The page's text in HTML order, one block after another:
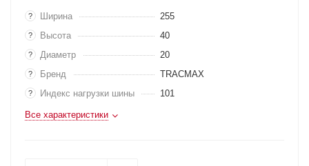
? Ширина 255
? Высота 40
? Диаметр 20
? Бренд TRACMAX
? Индекс нагрузки шины 101
Все характеристики